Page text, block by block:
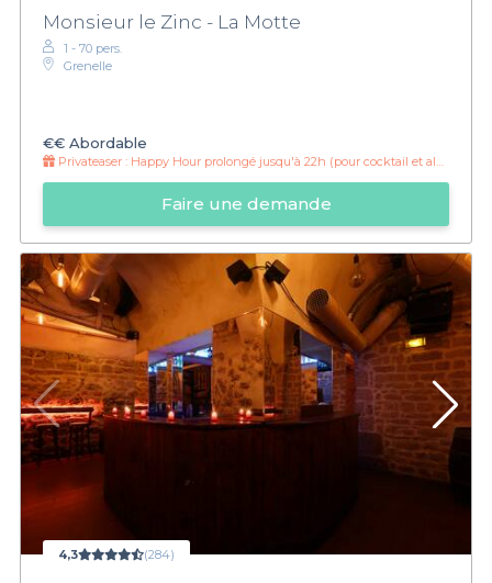
Monsieur le Zinc - La Motte
1 - 70 pers.
Grenelle
€€ Abordable
Privateaser : Happy Hour prolongé jusqu'à 22h (pour cocktail et alcool + soft)
Faire une demande
4,3 (284)